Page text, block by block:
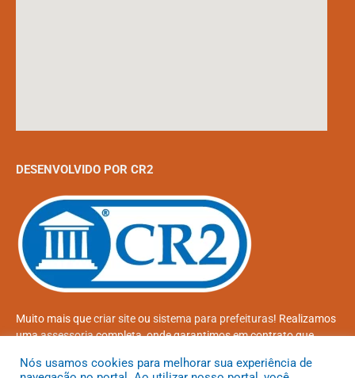
DESENVOLVIDO POR CR2
Muito mais quecriar siteou sistema para prefeituras! Realizamos
umaassessoriacompleta, onde garantimos em contrato que
atendidas.
Nós usamos cookies para melhorar sua experiência de